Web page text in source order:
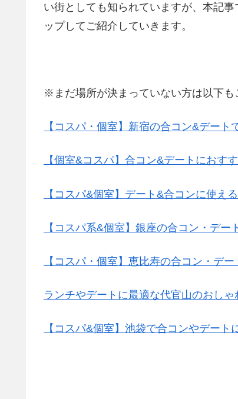
い街としても知られていますが、本記
ップしてご紹介していきます。
※まだ場所が決まっていない方は以下も
【コスパ・個室】新宿の合コン&デー
【個室&コスパ】合コン&デートにおす
【コスパ&個室】デート&合コンに使え
【コスパ系&個室】銀座の合コン・デー
【コスパ・個室】恵比寿の合コン・デ
ランチやデートに最適な代官山のおしゃ
【コスパ&個室】池袋で合コンやデート